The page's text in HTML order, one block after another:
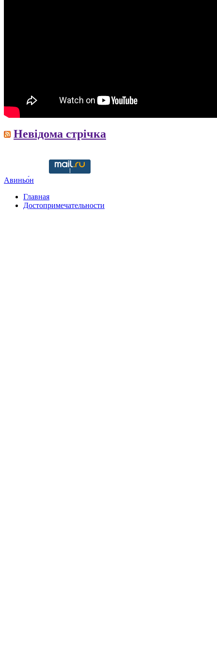
Невідома стрічка
Авиньо́н
Главная
Достопримечательности